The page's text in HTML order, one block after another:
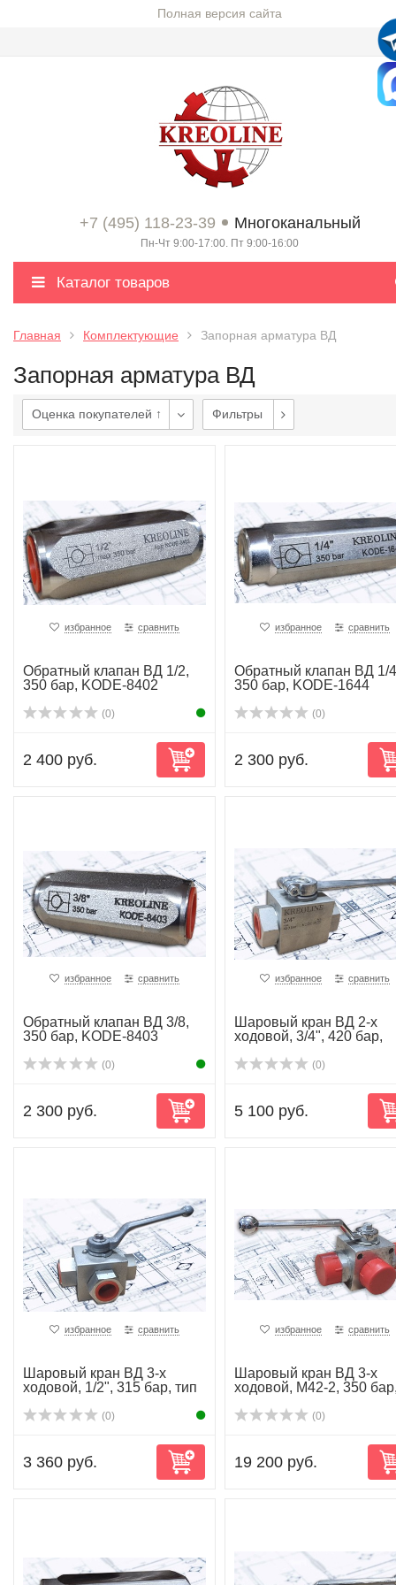
Полная версия сайта
+7 (495) 118-23-39 Многоканальный
Пн-Чт 9:00-17:00. Пт 9:00-16:00
Каталог товаров
Главная Комплектующие Запорная арматура ВД
Запорная арматура ВД
Оценка покупателей ↑ Фильтры
избранное сравнить
Обратный клапан ВД 1/2,
350 бар, KODE-8402
(0)
2 400 руб.
избранное сравнить
Обратный клапан ВД 1/
350 бар, KODE-1644
(0)
2 300 руб.
избранное сравнить
Обратный клапан ВД 3/8,
350 бар, KODE-8403
(0)
2 300 руб.
избранное сравнить
Шаровый кран ВД 2-х
ходовой, 3/4", 420 бар,
(0)
5 100 руб.
избранное сравнить
Шаровый кран ВД 3-х
ходовой, 1/2", 315 бар, тип
(0)
3 360 руб.
избранное сравнить
Шаровый кран ВД 3-х
ходовой, М42-2, 350
(0)
19 200 руб.